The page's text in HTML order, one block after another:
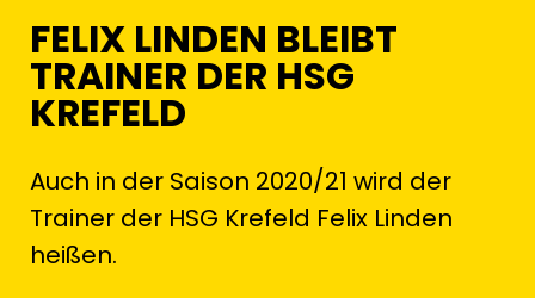
FELIX LINDEN BLEIBT
TRAINER DER HSG
KREFELD
Auch in der Saison 2020/21 wird der
Trainer der HSG Krefeld Felix Linden
heißen.